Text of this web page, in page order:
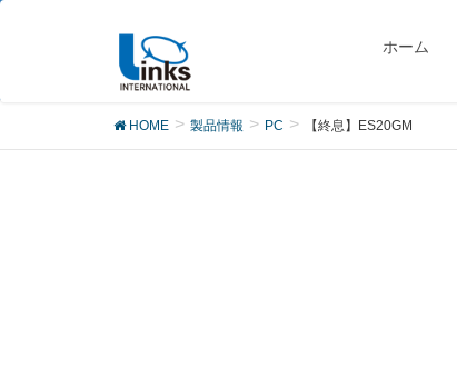
ホーム
製品
HOME 製品情報 PC 【終息】ES20GM